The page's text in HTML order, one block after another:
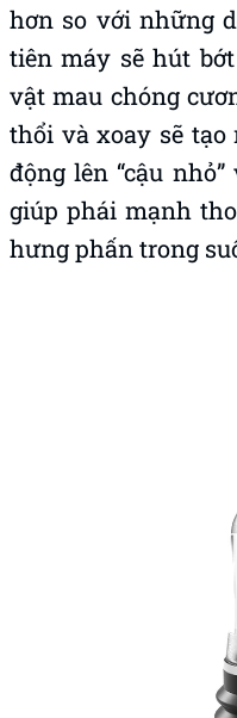
hơn so với những
tiên máy sẽ hút
vật mau chóng
thổi và xoay sẽ tạo
động lên “cậu
giúp phái mạnh
hưng phấn trong